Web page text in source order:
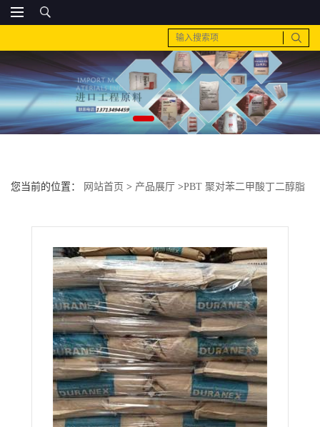
您当前的位置： 网站首页 > 产品展厅 >PBT 聚对苯二甲酸丁二醇脂